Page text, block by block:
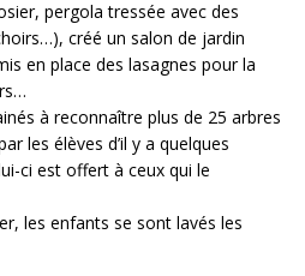
pergola tressée avec des
créé un salon de jardin
en place des lasagnes pour la
à reconnaître plus de 25 arbres
les élèves d’il y a quelques
ci est offert à ceux qui le
les enfants se sont lavés les